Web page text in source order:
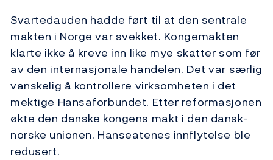
Svartedauden hadde ført til at den sentrale
makten i Norge var svekket. Kongemakten
klarte ikke å kreve inn like mye skatter som før
av den internasjonale handelen. Det var særlig
vanskelig å kontrollere virksomheten i det
mektige Hansaforbundet. Etter reformasjonen
økte den danske kongens makt i den dansk-
norske unionen. Hanseatenes innflytelse ble
redusert.